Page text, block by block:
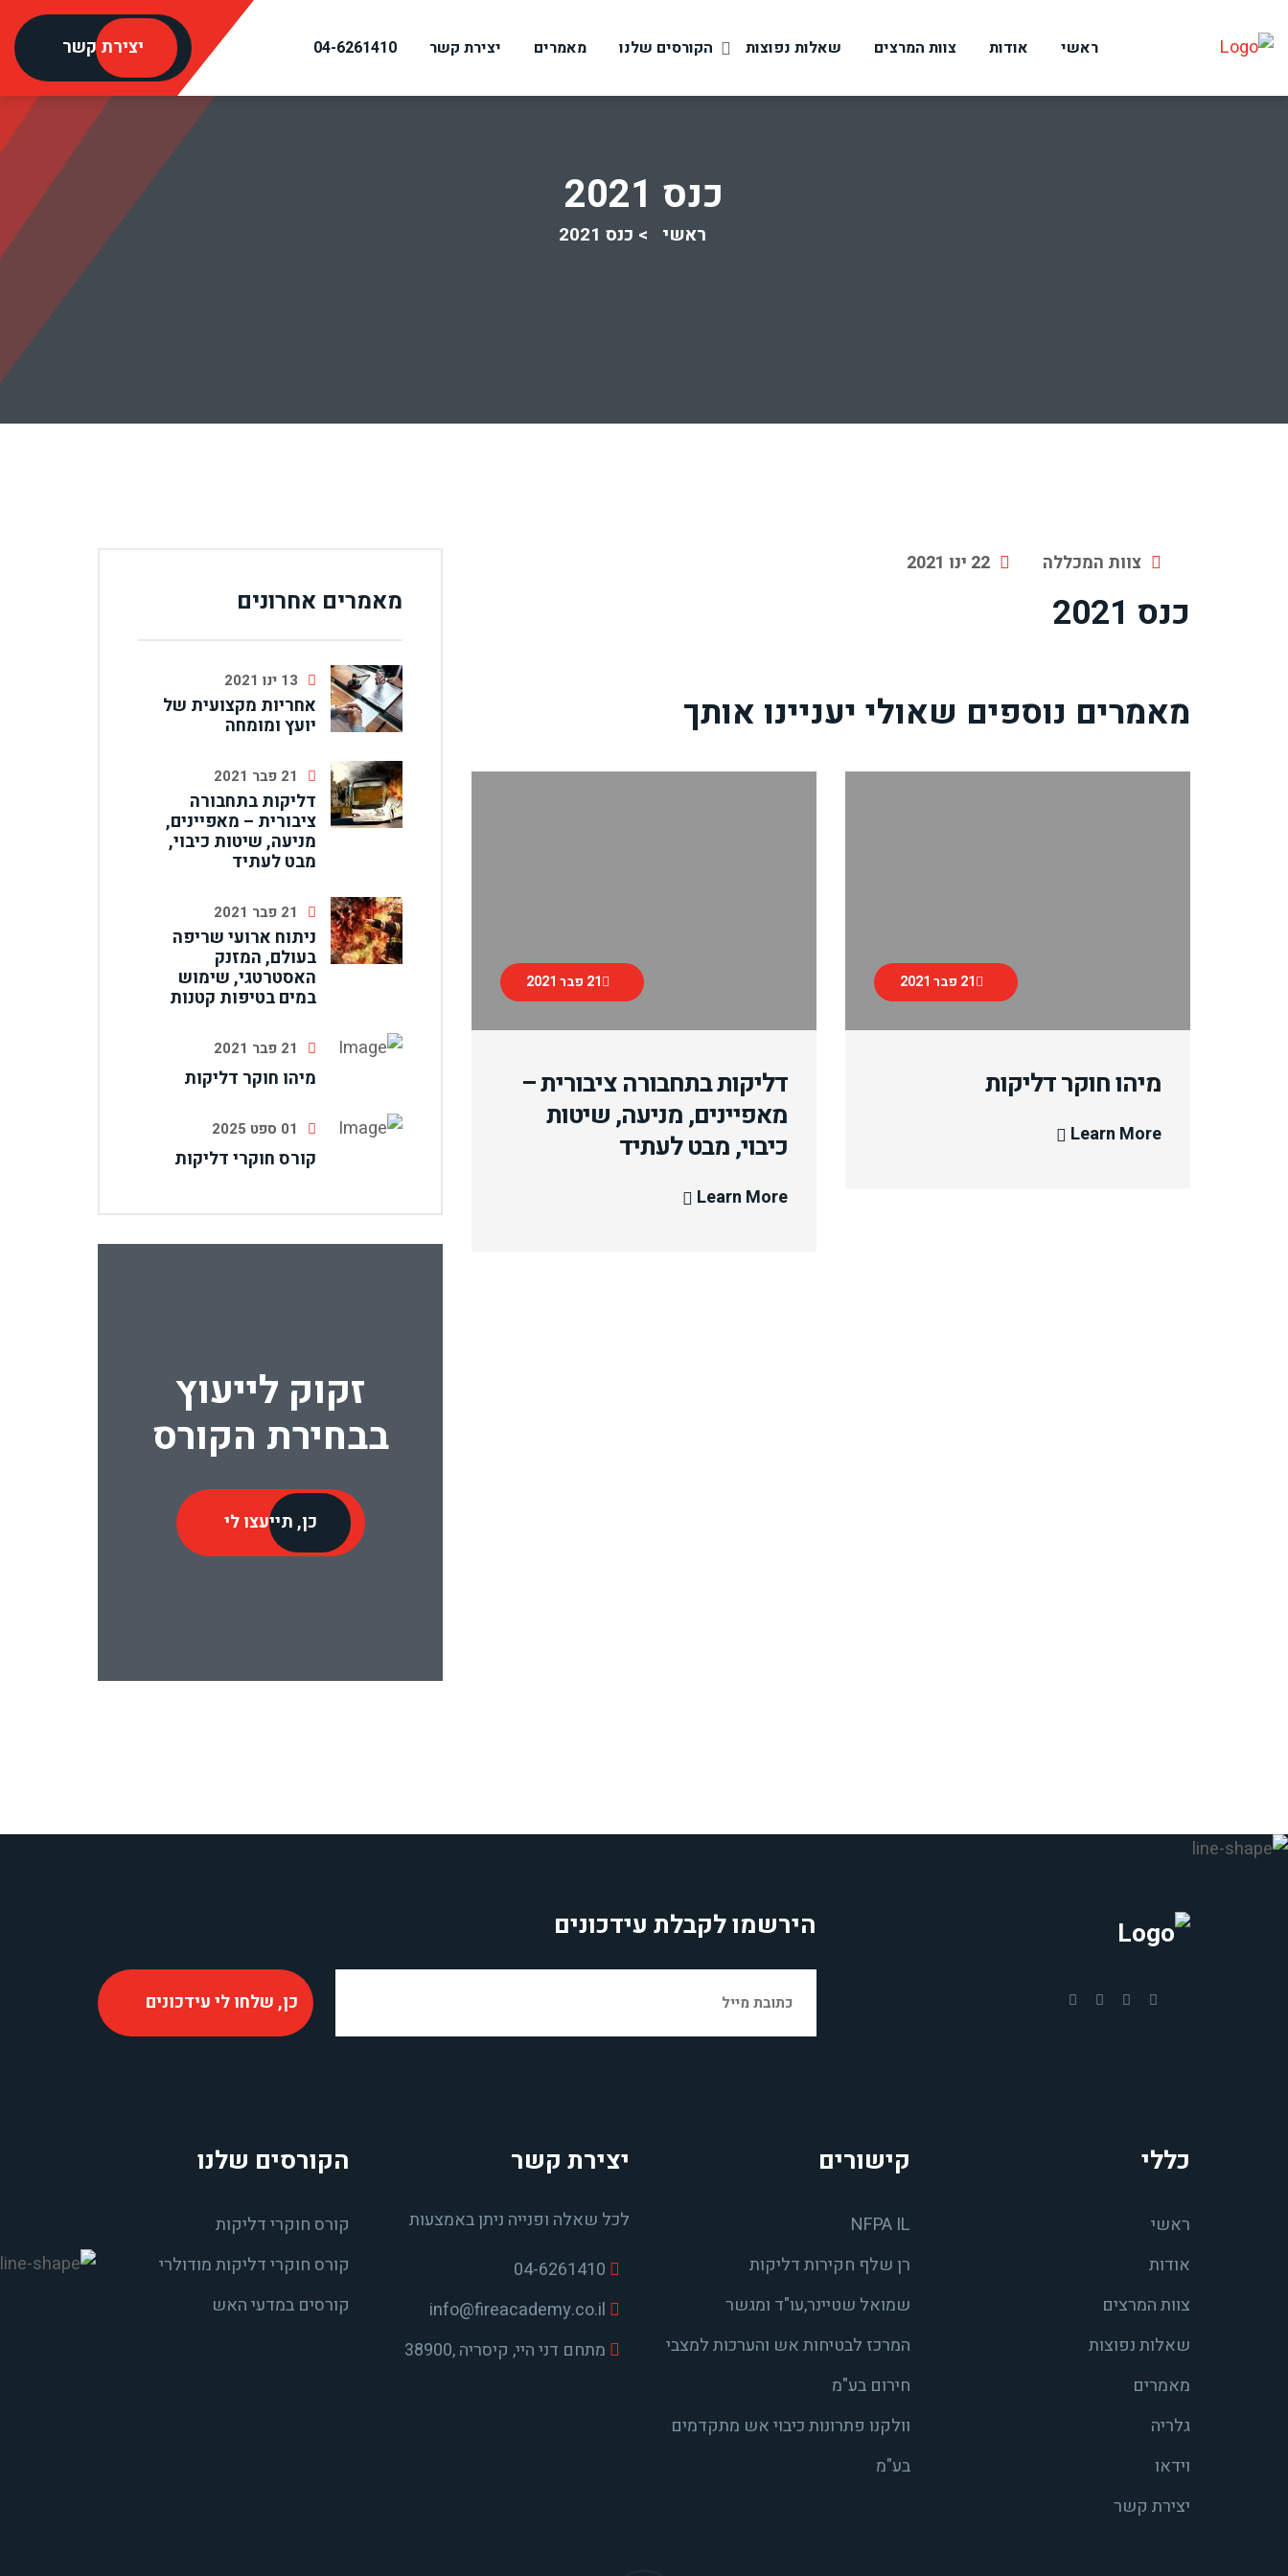
ראשי אודות צוות המרצים שאלות נפוצות הקורסים שלנו מאמרים יצירת קשר 04-6261410 יצירת קשר
כנס 2021
ראשי כנס 2021
צוות המכללה 22 ינו 2021
כנס 2021
מאמרים נוספים שאולי יעניינו אותך
21 פבר 2021
מיהו חוקר דליקות
Learn More
21 פבר 2021
דליקות בתחבורה ציבורית –
מאפיינים, מניעה, שיטות
כיבוי, מבט לעתיד
Learn More
מאמרים אחרונים
13 ינו 2021
אחריות מקצועית של
יועץ ומומחה
21 פבר 2021
דליקות בתחבורה
ציבורית – מאפיינים,
מניעה, שיטות כיבוי,
מבט לעתיד
21 פבר 2021
ניתוח ארועי שריפה
בעולם, המזנק
האסטרטגי, שימוש
במים בטיפות קטנות
21 פבר 2021
מיהו חוקר דליקות
01 ספט 2025
קורס חוקרי דליקות
זקוק לייעוץ
בבחירת הקורס
כן, תייעצו לי
הירשמו לקבלת עידכונים
כללי
ראשי
אודות
צוות המרצים
שאלות נפוצות
מאמרים
גלריה
וידאו
יצירת קשר
קישורים
NFPA IL
רן שלף חקירות דליקות
שמואל שטיינר,עו"ד ומגשר
המרכז לבטיחות אש והערכות למצבי
חירום בע"מ
וולקנו פתרונות כיבוי אש מתקדמים
בע"מ
יצירת קשר
לכל שאלה ופנייה ניתן באמצעות
מתחם דני היי, קיסריה ,38900
הקורסים שלנו
קורס חוקרי דליקות
קורס חוקרי דליקות מודולרי
קורסים במדעי האש